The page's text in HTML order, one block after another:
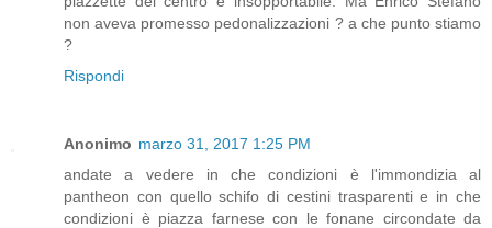
non aveva promesso pedonalizzazioni ? a che punto stiamo
?
Rispondi
Anonimo marzo 31, 2017 1:25 PM
andate a vedere in che condizioni è l'immondizia al
pantheon con quello schifo di cestini trasparenti e in che
condizioni è piazza farnese con le fonane circondate da